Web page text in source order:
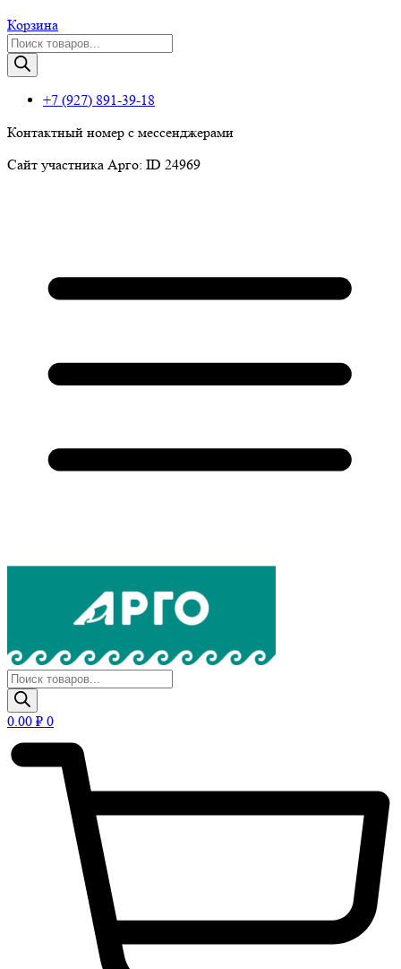
Корзина
Поиск
товаров
+7 (927) 891-39-18
Контактный номер с мессенджерами
Сайт участника Арго: ID 24969
Поиск
товаров
0.00 ₽ 0